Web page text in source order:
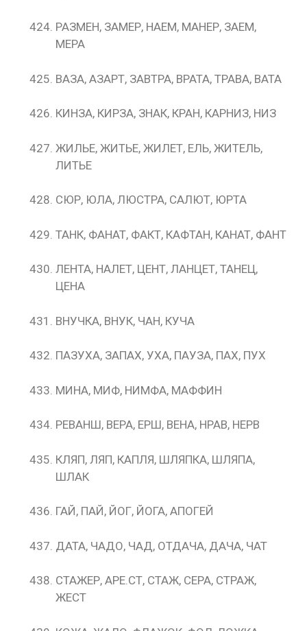
РАЗМЕН, ЗАМЕР, НАЕМ, МАНЕР, ЗАЕМ,
МЕРА
ВАЗА, АЗАРТ, ЗАВТРА, ВРАТА, ТРАВА, ВАТА
КИНЗА, КИРЗА, ЗНАК, КРАН, КАРНИЗ, НИЗ
ЖИЛЬЕ, ЖИТЬЕ, ЖИЛЕТ, ЕЛЬ, ЖИТЕЛЬ,
ЛИТЬЕ
СЮР, ЮЛА, ЛЮСТРА, САЛЮТ, ЮРТА
ТАНК, ФАНАТ, ФАКТ, КАФТАН, КАНАТ, ФАНТ
ЛЕНТА, НАЛЕТ, ЦЕНТ, ЛАНЦЕТ, ТАНЕЦ,
ЦЕНА
ВНУЧКА, ВНУК, ЧАН, КУЧА
ПАЗУХА, ЗАПАХ, УХА, ПАУЗА, ПАХ, ПУХ
МИНА, МИФ, НИМФА, МАФФИН
РЕВАНШ, ВЕРА, ЕРШ, ВЕНА, НРАВ, НЕРВ
КЛЯП, ЛЯП, КАПЛЯ, ШЛЯПКА, ШЛЯПА,
ШЛАК
ГАЙ, ПАЙ, ЙОГ, ЙОГА, АПОГЕЙ
ДАТА, ЧАДО, ЧАД, ОТДАЧА, ДАЧА, ЧАТ
СТАЖЕР, АРЕ.СТ, СТАЖ, СЕРА, СТРАЖ,
ЖЕСТ